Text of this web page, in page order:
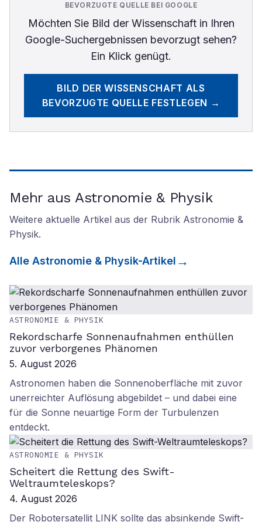
BEVORZUGTE QUELLE BEI GOOGLE
Möchten Sie Bild der Wissenschaftin Ihren
Google-Suchergebnissen bevorzugt sehen?
Ein Klick genügt.
BILD DER WISSENSCHAFT ALS
BEVORZUGTE QUELLE FESTLEGEN →
Mehr aus Astronomie & Physik
Weitere aktuelle Artikel aus der Rubrik Astronomie &
Physik.
Alle Astronomie & Physik-Artikel
ASTRONOMIE & PHYSIK
Rekordscharfe Sonnenaufnahmen enthüllen
zuvor verborgenes Phänomen
5. August 2026
Astronomen haben die Sonnenoberfläche mit zuvor
unerreichter Auflösung abgebildet – und dabei eine
für die Sonne neuartige Form der Turbulenzen
entdeckt.
ASTRONOMIE & PHYSIK
Scheitert die Rettung des Swift-
Weltraumteleskops?
4. August 2026
Der Robotersatellit LINK sollte das absinkende Swift-